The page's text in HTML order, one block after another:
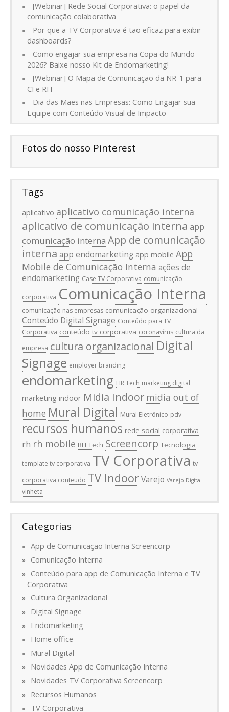
[Webinar] Rede Social Corporativa: o papel da
comunicação colaborativa
Por que a TV Corporativa é tão eficaz para exibir
dashboards?
Como engajar sua empresa na Copa do Mundo
2026? Baixe nosso Kit de Endomarketing!
[Webinar] O Mapa de Comunicação da NR-1 para
CI e RH
Dia das Mães nas Empresas: Como Engajar sua
Equipe com Conteúdo Visual de Impacto
Fotos do nosso Pinterest
Tags
aplicativo aplicativo comunicação interna
aplicativo de comunicação interna app
comunicação interna App de comunicação
interna app endomarketing app mobile App
Mobile de Comunicação Interna ações de
endomarketing Case TV Corporativa comunicação
corporativa Comunicação Interna
comunicação nas empresas comunicação organizacional
Conteúdo Digital Signage Conteúdo para TV
Corporativa conteúdo tv corporativa coronavírus cultura da
empresa cultura organizacional Digital
Signage employer branding
endomarketing HR Tech marketing digital
marketing indoor Midia Indoor midia out of
home Mural Digital Mural Eletrônico pdv
recursos humanos rede social corporativa
rh rh mobile RH Tech Screencorp Tecnologia
template tv corporativa TV Corporativa tv
corporativa conteudo TV IndoorVarejo Varejo Digital
vinheta
Categorias
App de Comunicação Interna Screencorp
Comunicação Interna
Conteúdo para app de Comunicação Interna e TV
Corporativa
Cultura Organizacional
Digital Signage
Endomarketing
Home office
Mural Digital
Novidades App de Comunicação Interna
Novidades TV Corporativa Screencorp
Recursos Humanos
TV Corporativa